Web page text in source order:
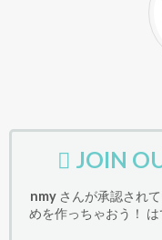
JOIN
nmy さんが承認され
めを作っちゃおう！